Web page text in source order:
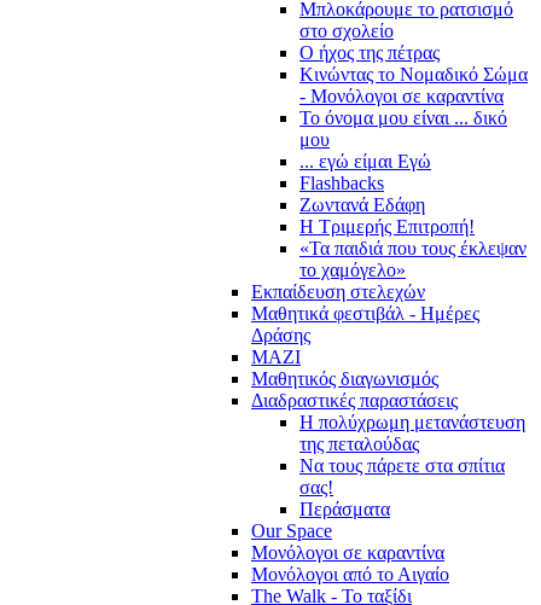
Μπλοκάρουμε το ρατσισμό
στο σχολείο
Ο ήχος της πέτρας
Κινώντας το Νομαδικό Σώμα
- Μονόλογοι σε καραντίνα
Το όνομα μου είναι ... δικό
μου
... εγώ είμαι Εγώ
Flashbacks
Ζωντανά Εδάφη
Η Τριμερής Επιτροπή!
«Τα παιδιά που τους έκλεψαν
το χαμόγελο»
Εκπαίδευση στελεχών
Μαθητικά φεστιβάλ - Ημέρες
Δράσης
ΜΑΖΙ
Μαθητικός διαγωνισμός
Διαδραστικές παραστάσεις
Η πολύχρωμη μετανάστευση
της πεταλούδας
Να τους πάρετε στα σπίτια
σας!
Περάσματα
Our Space
Μονόλογοι σε καραντίνα
Μονόλογοι από το Αιγαίο
The Walk - Το ταξίδι